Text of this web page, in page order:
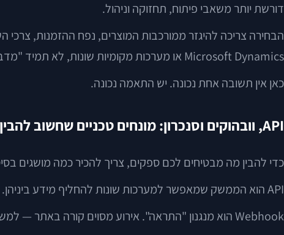
דורשת יותר משאבי פיתוח, תחזוקה וניהול.
Microsoft Dynamics או מערכות מקומיות שונות, לא תמיד "מדברות" באותה רמת קלות עם כל פלטפורמת מסחר.
כאן אין תשובה אחת נכונה. יש התאמה נכונה.
API, וובהוקים וסנכרון: מונחים טכניים שחשוב להבין בלי להיבהל
כדי להבין מה מבטיחים לכם ספקים, צריך להכיר כמה מושגים
API הוא הממשק שמאפשר למערכות שונות להחליף מידע ביניהן. במקום לייצא קובץ אקסל ידני פעם ביום, המערכות שולחות נתונים ישירות זו לזו.
Webhook הוא מנגנון "התראה". אירוע מסוים קורה באתר — למשל, הזמנה חדשה — והמערכת שולחת מייד הודעה למערכת אחרת. זה מאפשר פעולה בזמן אמת, או כמעט בזמן אמת.